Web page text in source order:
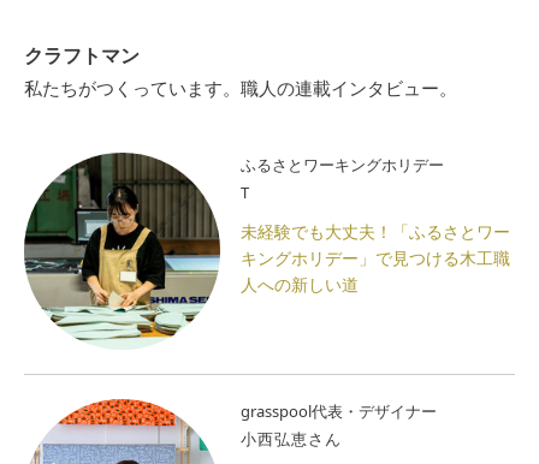
クラフトマン
私たちがつくっています。職人の連載インタビュー。
ふるさとワーキングホリデー
T
未経験でも大丈夫！「ふるさとワー
キングホリデー」で見つける木工職
人への新しい道
grasspool代表・デザイナー
小西弘恵さん